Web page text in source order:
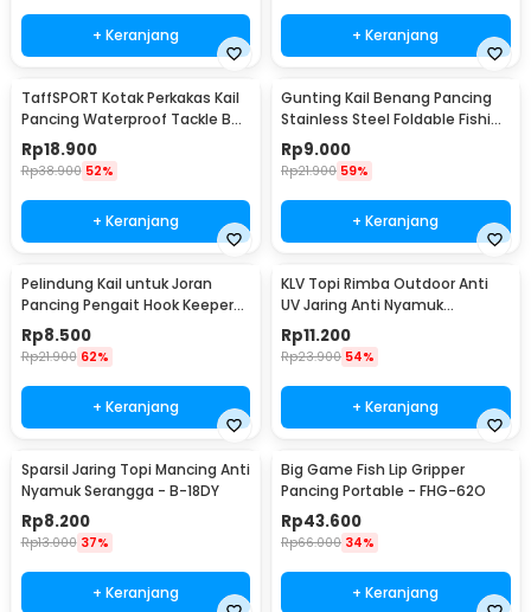
+ Keranjang + Keranjang
TaffSPORT Kotak Perkakas Kail
Pancing Waterproof Tackle Box
12 Grid - MCC01
Rp18.900
Rp38.900 52%
+ Keranjang
Gunting Kail Benang Pancing
Stainless Steel Foldable Fishing
Scissors - GK01
Rp9.000
Rp21.900 59%
+ Keranjang
Pelindung Kail untuk Joran
Pancing Pengait Hook Keeper
10 PCS
Rp8.500
Rp21.900 62%
+ Keranjang
KLV Topi Rimba Outdoor Anti
UV Jaring Anti Nyamuk
Poliester Boonie Hat - TP33
Rp11.200
Rp23.900 54%
+ Keranjang
Sparsil Jaring Topi Mancing Anti
Nyamuk Serangga - B-18DY
Rp8.200
Rp13.000 37%
+ Keranjang
Big Game Fish Lip Gripper
Pancing Portable - FHG-62O
Rp43.600
Rp66.000 34%
+ Keranjang